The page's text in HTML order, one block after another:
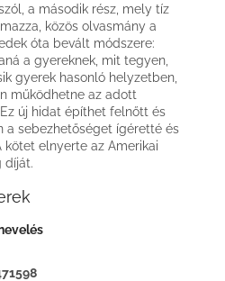
a második rész, mely tíz
közös olvasmány a
óta bevált módszere:
a gyereknek, mit tegyen,
gyerek hasonló helyzetben,
működhetne az adott
új hidat építhet felnőtt és
a sebezhetőséget ígéretté és
kötet elnyerte az Amerikai
díját.